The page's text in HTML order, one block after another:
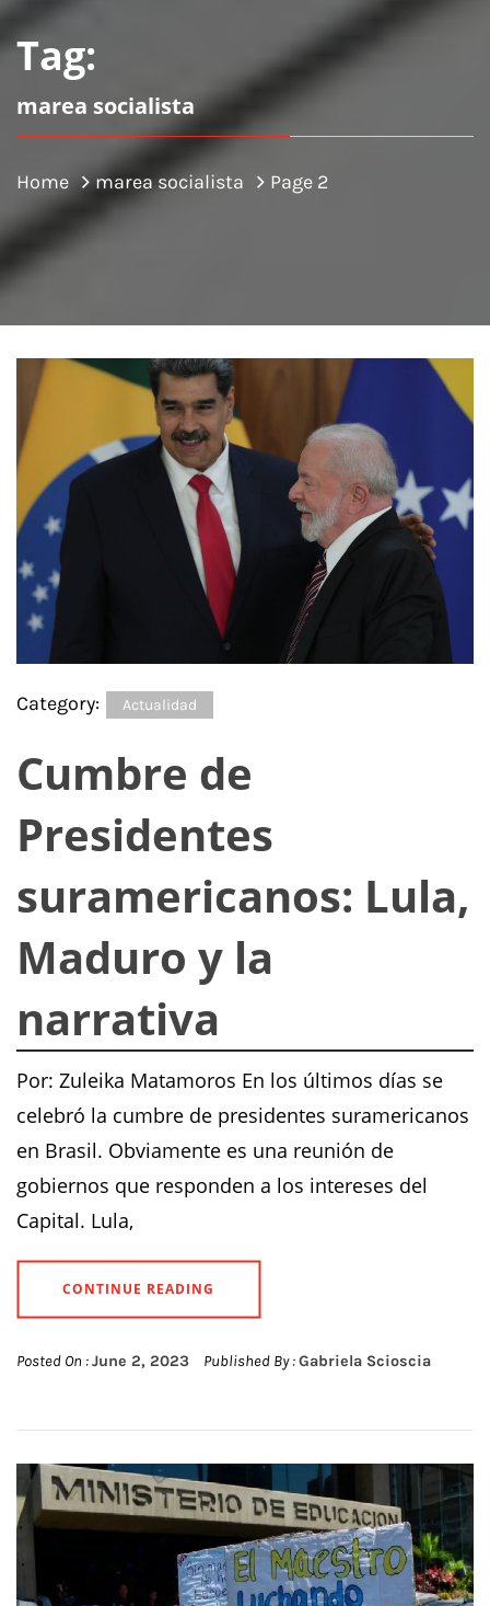
Tag:
marea socialista
Home marea socialista Page 2
Category: Actualidad
Cumbre de
Presidentes
suramericanos: Lula,
Maduro y la
narrativa
Por: Zuleika Matamoros En los últimos días se
celebró la cumbre de presidentes suramericanos
en Brasil. Obviamente es una reunión de
gobiernos que responden a los intereses del
Capital. Lula,
CONTINUE READING
Posted On :June 2, 2023 Published By :Gabriela Scioscia